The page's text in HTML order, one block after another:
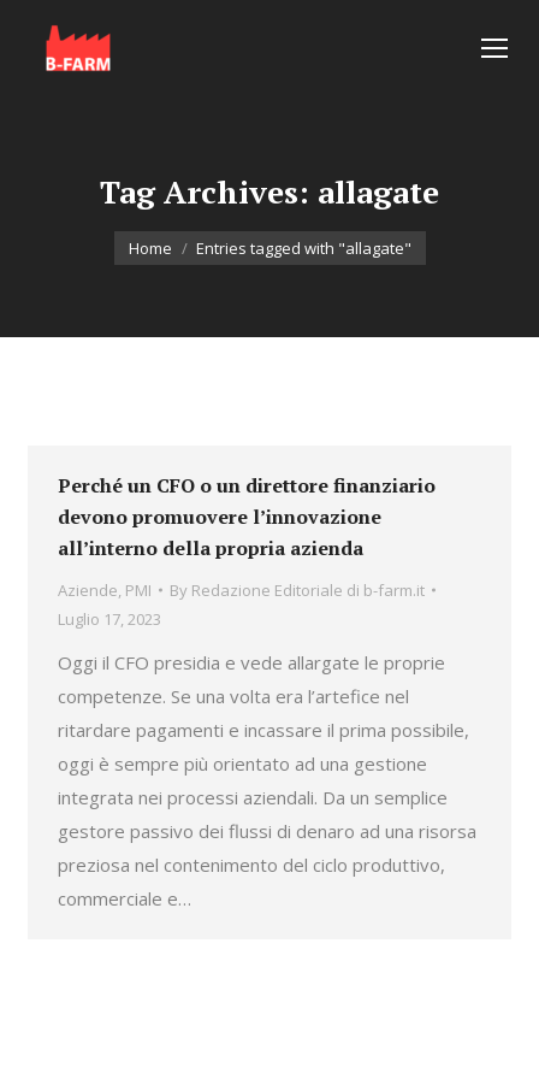
Tag Archives: allagate
You are here:
Home Entries tagged with "allagate"
Perché un CFO o un direttore finanziario
devono promuovere l’innovazione
all’interno della propria azienda
Aziende, PMI By Redazione Editoriale di b-farm.it
Luglio 17, 2023
Oggi il CFO presidia e vede allargate le proprie
competenze. Se una volta era l’artefice nel
ritardare pagamenti e incassare il prima possibile,
oggi è sempre più orientato ad una gestione
integrata nei processi aziendali. Da un semplice
gestore passivo dei flussi di denaro ad una risorsa
preziosa nel contenimento del ciclo produttivo,
commerciale e…